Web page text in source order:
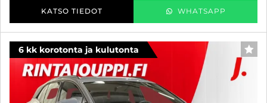
KATSO TIEDOT WHATSAPP
6 kk korotonta ja kulutonta